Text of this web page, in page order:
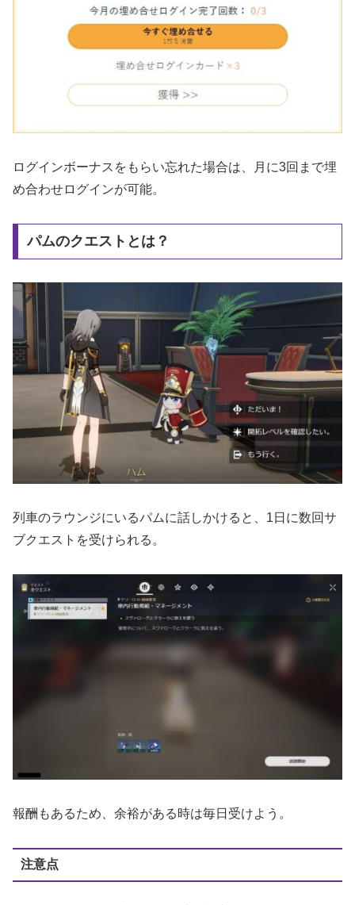
ログインボーナスをもらい忘れた場合は、月に3回まで埋
め合わせログインが可能。
パムのクエストとは？
列車のラウンジにいるパムに話しかけると、1日に数回サ
ブクエストを受けられる。
報酬もあるため、余裕がある時は毎日受けよう。
注意点